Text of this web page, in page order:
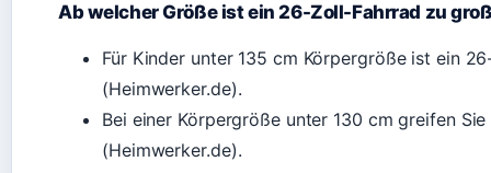
Ab welcher Größe ist ein 26-Zoll-Fahrrad zu
Für Kinder unter 135 cm Körpergröße ist ein
(Heimwerker.de).
Bei einer Körpergröße unter 130 cm greifen
(Heimwerker.de).